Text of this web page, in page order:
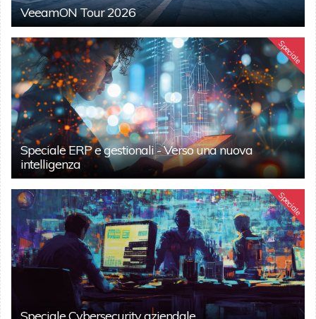
VeeamON Tour 2026
Speciale
Speciale ERP e gestionali - Verso una nuova
intelligenza
Speciale